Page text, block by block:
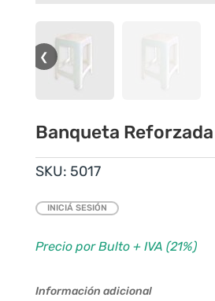
❮
Banqueta
SKU: 5017
INICIÁ SESIÓN
Precio por Bulto + IVA (21%)
Información adicional